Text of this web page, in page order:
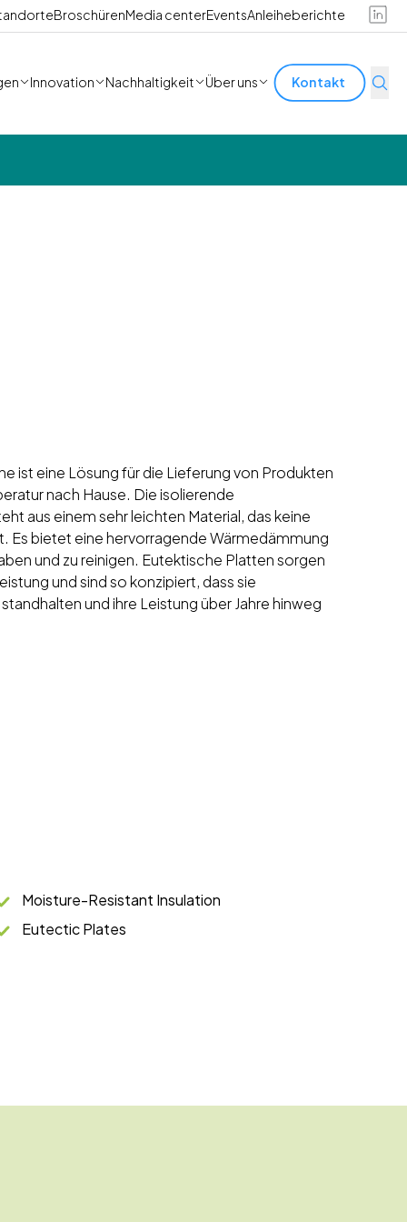
BroschürenMedia centerEventsAnleiheberichte
Innovation Nachhaltigkeit Über uns Kontakt
ist eine Lösung für die Lieferung von Produkten
nach Hause. Die isolierende
aus einem sehr leichten Material, das keine
Es bietet eine hervorragende Wärmedämmung
und zu reinigen. Eutektische Platten sorgen
und sind so konzipiert, dass sie
und ihre Leistung über Jahre hinweg
Moisture-Resistant Insulation
Eutectic Plates